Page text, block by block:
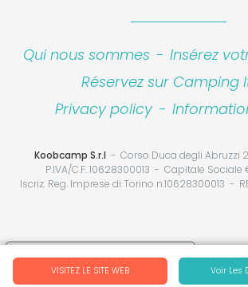
VISITEZ LE SITE WEB Voir Les
Qui nous sommes - Insérez
Réservez sur Camping
Privacy policy -
Koobcamp S.r.l
Corso Duca degli Abruzzi
P.IVA/C.F. 10628300013
Capitale Sociale
Iscriz. Reg. Imprese di Torino n.10628300013
Your Privacy Choices